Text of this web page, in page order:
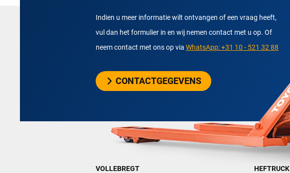
Indien u meer informatie wilt ontvangen of een vraag heeft,
vul dan het formulier in en wij nemen contact met u op. Of
neem contact met ons op via WhatsApp: +31 10 - 521 32 88
CONTACTGEGEVENS
VOLLEBREGT HEFTRUCK